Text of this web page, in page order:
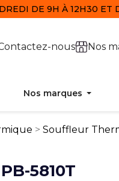
DE 9H À 12H30 ET
nous Nos
Nos marques
Souffleur
5810T